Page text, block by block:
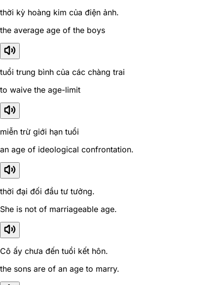
thời kỳ hoàng kim của điện ảnh.
the average age of the boys
tuổi trung bình của các chàng trai
to waive the age-limit
miễn trừ giới hạn tuổi
an age of ideological confrontation.
thời đại đối đầu tư tưởng.
She is not of marriageable age.
Cô ấy chưa đến tuổi kết hôn.
the sons are of an age to marry.